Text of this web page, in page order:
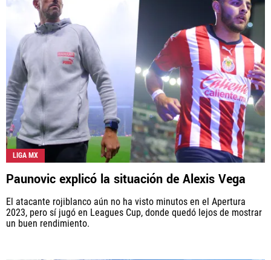
Rebaño Pasión, al igual que Futbol Sites, es una
compañía perteneciente a Better Collective. Todos
los derechos reservados.
LIGA MX
Paunovic explicó la situación de Alexis Vega
El atacante rojiblanco aún no ha visto minutos en el Apertura
2023, pero sí jugó en Leagues Cup, donde quedó lejos de mostrar
un buen rendimiento.